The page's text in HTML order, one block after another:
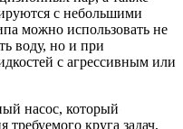
с небольшими
можно использовать не
воду, но и при
с агрессивным или
насос, который
круга задач,